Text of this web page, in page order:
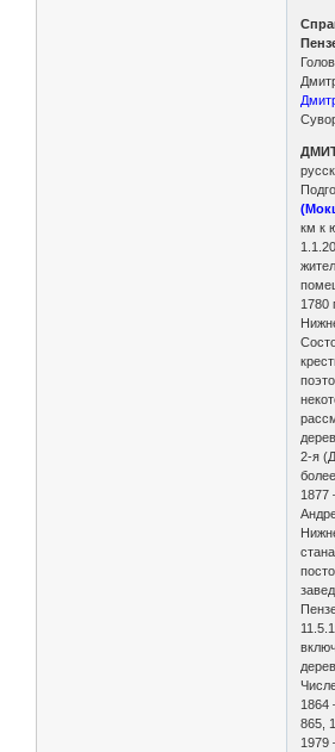
км к
1780
2-я
1877
1864
865,
1979